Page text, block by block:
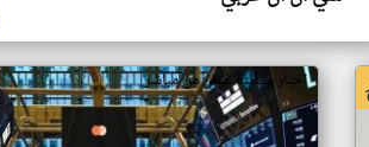
اخبار سلطنة عُمان من مباشر